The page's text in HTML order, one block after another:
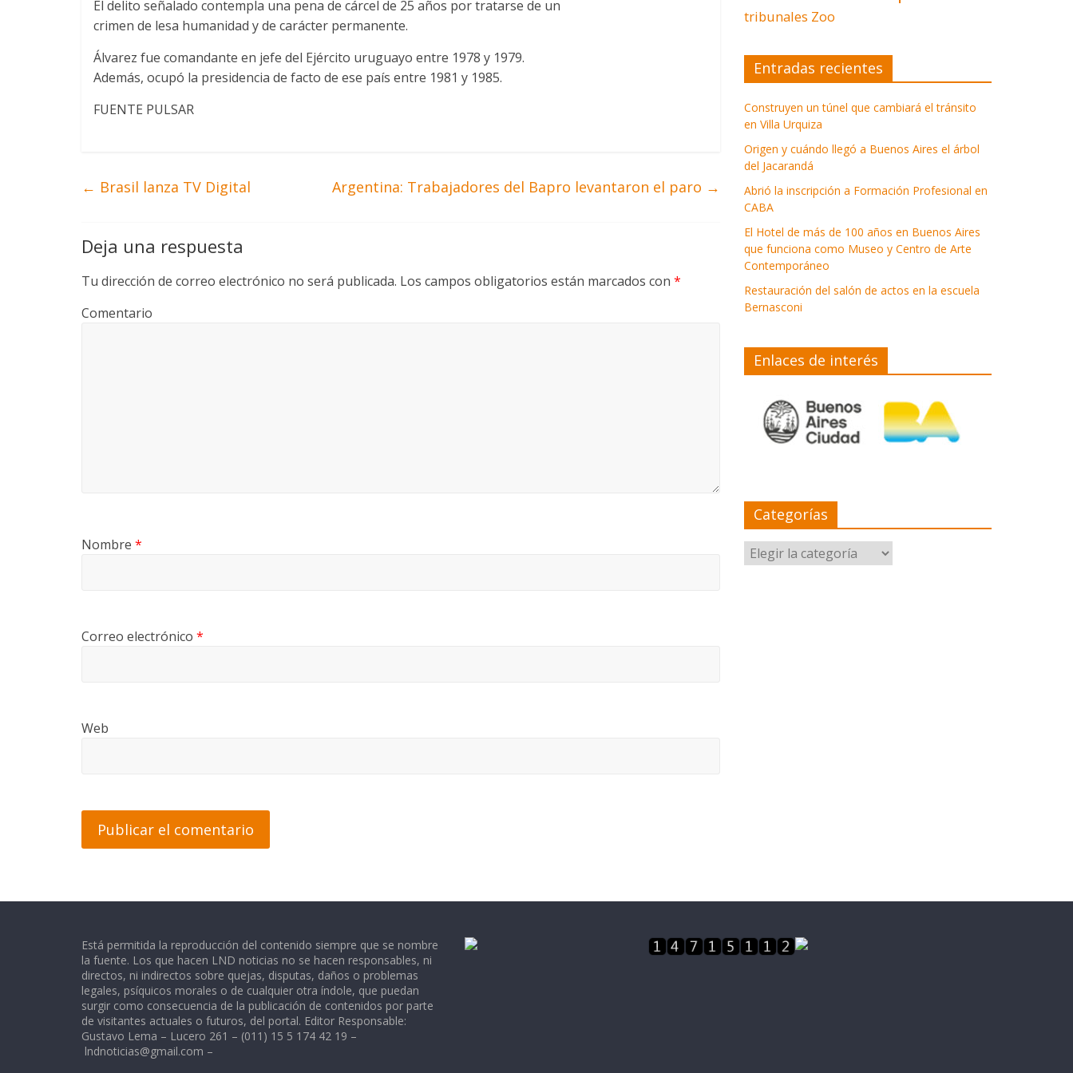
El delito señalado contempla una pena de cárcel de 25 años por tratarse de un
crimen de lesa humanidad y de carácter permanente.
Álvarez fue comandante en jefe del Ejército uruguayo entre 1978 y 1979.
Además, ocupó la presidencia de facto de ese país entre 1981 y 1985.
FUENTE PULSAR
← Brasil lanza TV Digital Argentina: Trabajadores del Bapro levantaron el paro →
Deja una respuesta
Tu dirección de correo electrónico no será publicada. Los campos obligatorios están marcados con *
Comentario
Nombre *
Correo electrónico *
Web
tribunales Zoo
Entradas recientes
Construyen un túnel que cambiará el tránsito
en Villa Urquiza
Origen y cuándo llegó a Buenos Aires el árbol
del Jacarandá
Abrió la inscripción a Formación Profesional en
CABA
El Hotel de más de 100 años en Buenos Aires
que funciona como Museo y Centro de Arte
Contemporáneo
Restauración del salón de actos en la escuela
Bernasconi
Enlaces de interés
Categorías
Categorías
Está permitida la reproducción del contenido siempre que se nombre
la fuente. Los que hacen LND noticias no se hacen responsables, ni
directos, ni indirectos sobre quejas, disputas, daños o problemas
legales, psíquicos morales o de cualquier otra índole, que puedan
surgir como consecuencia de la publicación de contenidos por parte
de visitantes actuales o futuros, del portal. Editor Responsable:
Gustavo Lema – Lucero 261 – (011) 15 5 174 42 19 –
lndnoticias@gmail.com –